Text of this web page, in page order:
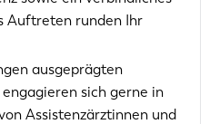
Auftreten runden Ihr
ausgeprägten
sich gerne in
Assistenzärztinnen und